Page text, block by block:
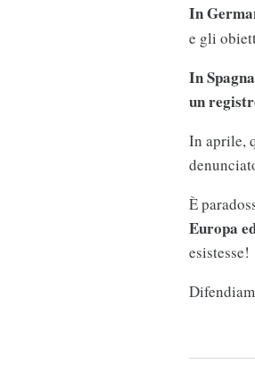
In
e gli
In
un
In aprile,
È
Europa
esistesse!